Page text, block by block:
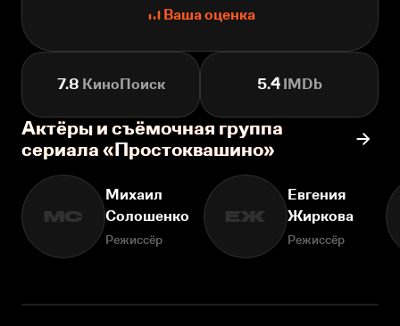
Ваша оценка
7.8 КиноПоиск 5.4IMDb
Актёры и съёмочная группа
сериала «Простоквашино»
МС
Михаил
Солошенко
Режиссёр
ЕЖ
Евгения
Жиркова
Режиссёр